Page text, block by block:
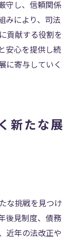
守し、信頼関係
みにより、司法
貢献する役割を
安心を提供し続
に寄与していく
新たな展
な挑戦を見つけ
後見制度、債務
近年の法改正や